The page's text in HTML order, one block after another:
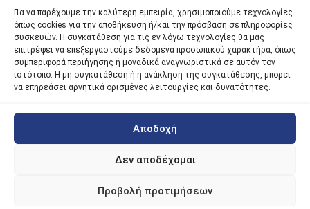
Για να παρέχουμε την καλύτερη εμπειρία, χρησιμοποιούμε τεχνολογίες
όπως cookies για την αποθήκευση ή/και την πρόσβαση σε πληροφορίες
συσκευών. Η συγκατάθεση για τις εν λόγω τεχνολογίες θα μας
επιτρέψει να επεξεργαστούμε δεδομένα προσωπικού χαρακτήρα, όπως
συμπεριφορά περιήγησης ή μοναδικά αναγνωριστικά σε αυτόν τον
ιστότοπο. Η μη συγκατάθεση ή η ανάκληση της συγκατάθεσης, μπορεί
να επηρεάσει αρνητικά ορισμένες λειτουργίες και δυνατότητες.
Αποδοχή
Δεν αποδέχομαι
Προβολή προτιμήσεων
15.00. Η εξυπηρέτηση του κοινού πραγματοποιείται βάσει των
παγίων ισχυουσών διατάξεων. Για την αποφυγή συνωστισμού
εντός του εσωτερικού χώρου εξυπηρέτησης και αναμονής του
κοινού, η εξυπηρέτησή του δύναται να πραγματοποιείται κατόπιν
προγραμματισμένου ραντεβού.
| iky.gr | All Rights Reserved
Designed and Developed by ACM Digital